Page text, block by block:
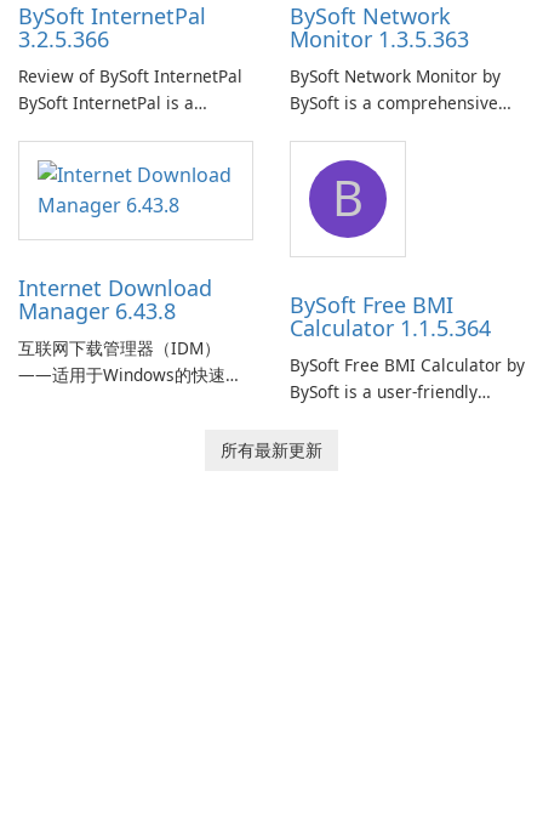
BySoft InternetPal
3.2.5.366
Review of BySoft InternetPal
BySoft InternetPal is a
application designed to
monitor your internet
connection and provide real-
time insights into its
BySoft Network
Monitor 1.3.5.363
BySoft Network Monitor by
BySoft is a comprehensive
designed to help businesses
effectively manage their
network infrastructure.
Internet Download
Manager 6.43.8
互联网下载管理器（IDM）
——适用于Windows的快速可
Microsoft Windows 的历史悠
B
BySoft Free BMI
Calculator 1.1.5.364
BySoft Free BMI Calculator by
BySoft is a user-friendly
designed to help you
所有最新更新